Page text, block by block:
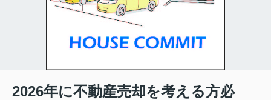
2026年に不動産売却を考える方必